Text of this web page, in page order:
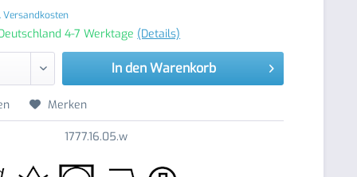
Versandkosten
4-7 Werktage (Details)
In den Warenkorb
Merken
1777.16.05.w